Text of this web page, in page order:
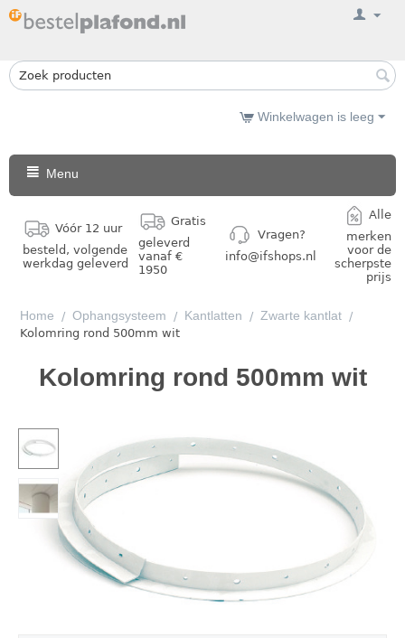
Winkelwagen is leeg
Menu
Vóór 12 uur
besteld, volgende
werkdag geleverd
Gratis
geleverd
vanaf €
1950
Vragen?
info@ifshops.nl
Alle
merken
voor de
scherpste
prijs
Home / Ophangsysteem / Kantlatten / Zwarte kantlat /
Kolomring rond 500mm wit
Kolomring rond 500mm wit